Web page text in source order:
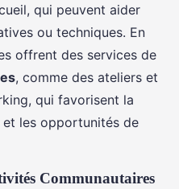
qui peuvent aider
ou techniques. En
offrent des services de
, comme des ateliers et
qui favorisent la
les opportunités de
Communautaires